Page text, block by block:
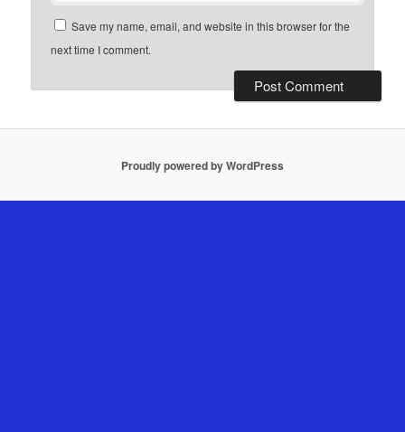
Save my name, email, and website in this browser for the
next time I comment.
Proudly powered by WordPress